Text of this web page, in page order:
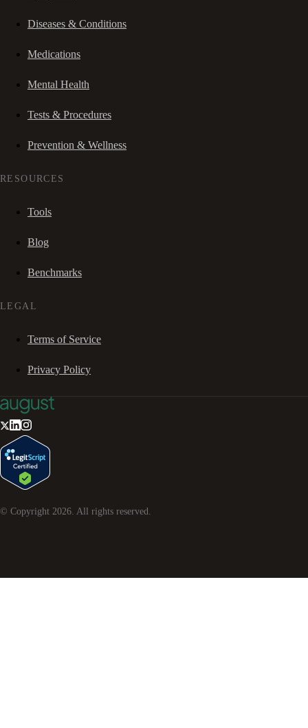
Diseases & Conditions
Medications
Mental Health
Tests & Procedures
Prevention & Wellness
RESOURCES
Tools
Blog
Benchmarks
LEGAL
Terms of Service
Privacy Policy
© Copyright 2026 . All rights reserved.